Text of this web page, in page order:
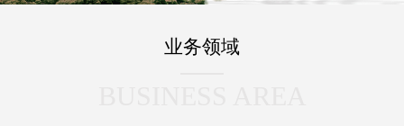
曾有多年法院工作经历的骨干律师。
业务领域